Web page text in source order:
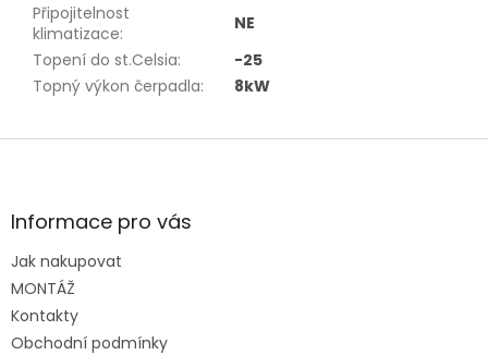
Připojitelnost
klimatizace:
NE
Topení do st.Celsia:
-25
Topný výkon čerpadla: 8kW
Z
aInformace pro vás
Jak nakupovat
MONTÁŽ
Kontakty
Obchodní podmínky